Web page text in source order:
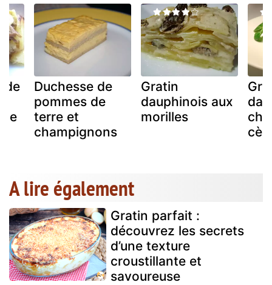
de
Duchesse de
pommes de
terre et
champignons
Gratin
dauphinois aux
morilles
A lire également
Gratin parfait :
découvrez les secrets
d’une texture
croustillante et
savoureuse